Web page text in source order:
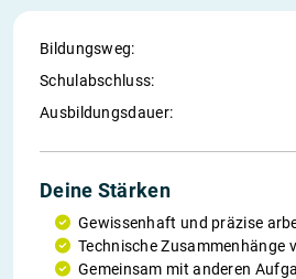
Bildungsweg:
Schul­abschluss:
Ausbildungs­dauer:
Deine Stärken
Gewissenhaft und präzise
Technische Zusammenhänge
Gemeinsam mit anderen